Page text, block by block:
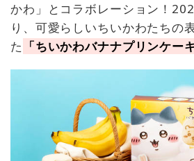
かわ」とコラボレーション！
り、可愛らしいちいかわたちの
た 「ちいかわバナナプリンケーキ